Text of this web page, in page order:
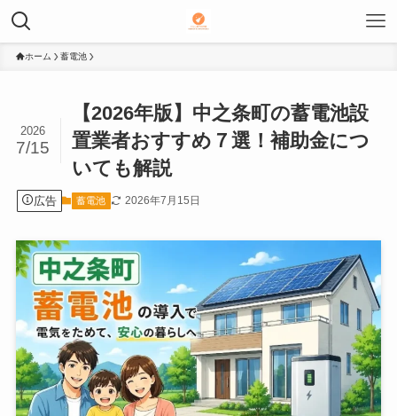
ホーム 蓄電池
【2026年版】中之条町の蓄電池設
置業者おすすめ７選！補助金につ
いても解説
2026
7/15
広告 蓄電池 2026年7月15日